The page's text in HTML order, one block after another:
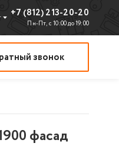
+7 (812) 213-20-20
Пн-Пт, с 10:00 до 19:00
звонок
фасад